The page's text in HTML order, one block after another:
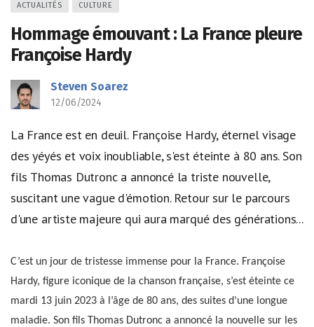
ACTUALITÉS CULTURE
Hommage émouvant : La France pleure
Françoise Hardy
Steven Soarez
12/06/2024
La France est en deuil. Françoise Hardy, éternel visage
des yéyés et voix inoubliable, s'est éteinte à 80 ans. Son
fils Thomas Dutronc a annoncé la triste nouvelle,
suscitant une vague d'émotion. Retour sur le parcours
d'une artiste majeure qui aura marqué des générations...
C’est un jour de tristesse immense pour la France. Françoise
Hardy, figure iconique de la chanson française, s’est éteinte ce
mardi 13 juin 2023 à l’âge de 80 ans, des suites d’une longue
maladie. Son fils Thomas Dutronc a annoncé la nouvelle sur les